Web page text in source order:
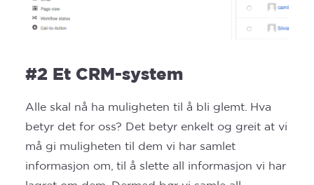
#2 Et CRM-system
Alle skal nå ha muligheten til å bli glemt. Hva
betyr det for oss? Det betyr enkelt og greit at vi
må gi muligheten til dem vi har samlet
informasjon om, til å slette all informasjon vi har